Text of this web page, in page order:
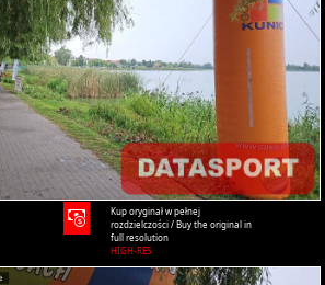
Kup oryginał w pełnej
rozdzielczości / Buy the original in
full resolution
HIGH-RES